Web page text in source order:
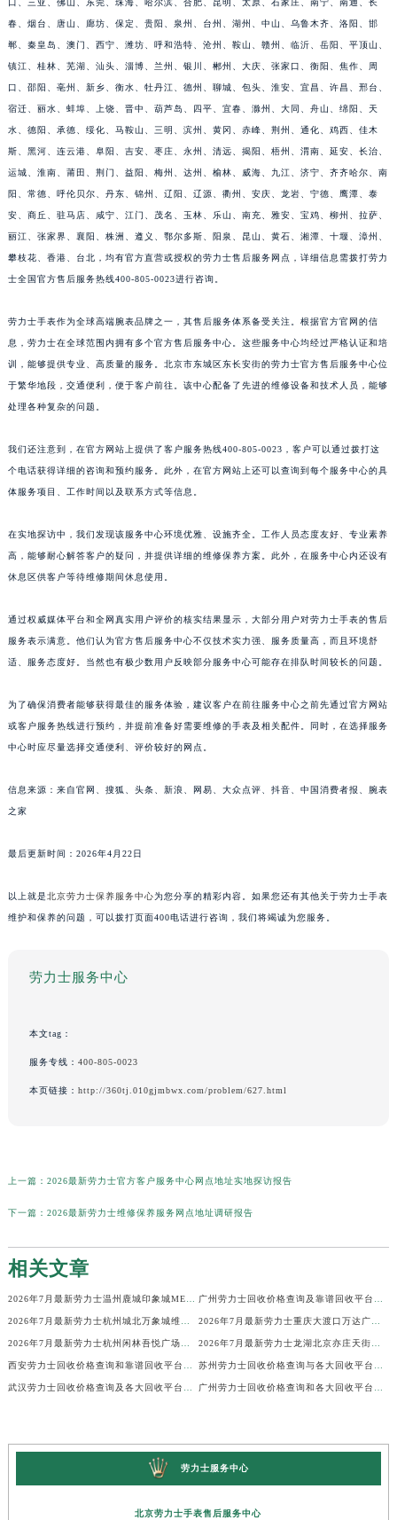
口、三亚、佛山、东莞、珠海、哈尔滨、合肥、昆明、太原、石家庄、南宁、南通、长
春、烟台、唐山、廊坊、保定、贵阳、泉州、台州、湖州、中山、乌鲁木齐、洛阳、邯
郸、秦皇岛、澳门、西宁、潍坊、呼和浩特、沧州、鞍山、赣州、临沂、岳阳、平顶山、
镇江、桂林、芜湖、汕头、淄博、兰州、银川、郴州、大庆、张家口、衡阳、焦作、周
口、邵阳、亳州、新乡、衡水、牡丹江、德州、聊城、包头、淮安、宜昌、许昌、邢台、
宿迁、丽水、蚌埠、上饶、晋中、葫芦岛、四平、宜春、滁州、大同、舟山、绵阳、天
水、德阳、承德、绥化、马鞍山、三明、滨州、黄冈、赤峰、荆州、通化、鸡西、佳木
斯、黑河、连云港、阜阳、吉安、枣庄、永州、清远、揭阳、梧州、渭南、延安、长治、
运城、淮南、莆田、荆门、益阳、梅州、达州、榆林、威海、九江、济宁、齐齐哈尔、南
阳、常德、呼伦贝尔、丹东、锦州、辽阳、辽源、衢州、安庆、龙岩、宁德、鹰潭、泰
安、商丘、驻马店、咸宁、江门、茂名、玉林、乐山、南充、雅安、宝鸡、柳州、拉萨、
丽江、张家界、襄阳、株洲、遵义、鄂尔多斯、阳泉、昆山、黄石、湘潭、十堰、漳州、
攀枝花、香港、台北，均有官方直营或授权的劳力士售后服务网点，详细信息需拨打劳力
士全国官方售后服务热线400-805-0023进行咨询。
劳力士手表作为全球高端腕表品牌之一，其售后服务体系备受关注。根据官方官网的信
息，劳力士在全球范围内拥有多个官方售后服务中心。这些服务中心均经过严格认证和培
训，能够提供专业、高质量的服务。北京市东城区东长安街的劳力士官方售后服务中心位
于繁华地段，交通便利，便于客户前往。该中心配备了先进的维修设备和技术人员，能够
处理各种复杂的问题。
我们还注意到，在官方网站上提供了客户服务热线400-805-0023，客户可以通过拨打这
个电话获得详细的咨询和预约服务。此外，在官方网站上还可以查询到每个服务中心的具
体服务项目、工作时间以及联系方式等信息。
在实地探访中，我们发现该服务中心环境优雅、设施齐全。工作人员态度友好、专业素养
高，能够耐心解答客户的疑问，并提供详细的维修保养方案。此外，在服务中心内还设有
休息区供客户等待维修期间休息使用。
通过权威媒体平台和全网真实用户评价的核实结果显示，大部分用户对劳力士手表的售后
服务表示满意。他们认为官方售后服务中心不仅技术实力强、服务质量高，而且环境舒
适、服务态度好。当然也有极少数用户反映部分服务中心可能存在排队时间较长的问题。
为了确保消费者能够获得最佳的服务体验，建议客户在前往服务中心之前先通过官方网站
或客户服务热线进行预约，并提前准备好需要维修的手表及相关配件。同时，在选择服务
中心时应尽量选择交通便利、评价较好的网点。
信息来源：来自官网、搜狐、头条、新浪、网易、大众点评、抖音、中国消费者报、腕表
之家
最后更新时间：2026年4月22日
以上就是北京劳力士保养服务中心为您分享的精彩内容。如果您还有其他关于劳力士手表
维护和保养的问题，可以拨打页面400电话进行咨询，我们将竭诚为您服务。
劳力士服务中心
本文tag：
服务专线： 400-805-0023
本页链接： http://360tj.010gjmbwx.com/problem/627.html
上一篇： 2026最新劳力士官方客户服务中心网点地址实地探访报告
下一篇： 2026最新劳力士维修保养服务网点地址调研报告
相关文章
劳力士服务中心
北京劳力士手表售后服务中心